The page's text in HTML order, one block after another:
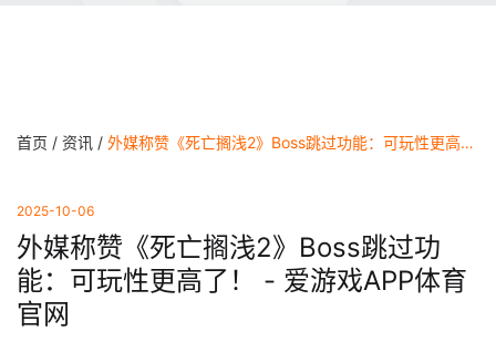
首页 / 资讯 / 外媒称赞《死亡搁浅2》Boss跳过功能：可玩性更高了！ - 爱游戏APP体育官网
2025-10-06
外媒称赞《死亡搁浅2》Boss跳过功
能：可玩性更高了！ - 爱游戏APP体育
官网